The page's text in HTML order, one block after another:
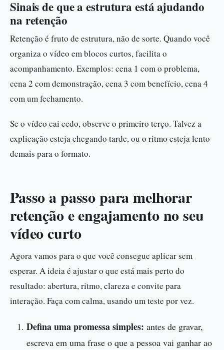
Sinais de que a estrutura está ajudando
na retenção
Retenção é fruto de estrutura, não de sorte. Quando você
organiza o vídeo em blocos curtos, facilita o
acompanhamento. Exemplos: cena 1 com o problema,
cena 2 com demonstração, cena 3 com benefício, cena 4
com um fechamento.
Se o vídeo cai cedo, observe o primeiro terço. Talvez a
explicação esteja chegando tarde, ou o ritmo esteja lento
demais para o formato.
Passo a passo para melhorar
retenção e engajamento no seu
vídeo curto
Agora vamos para o que você consegue aplicar sem
esperar. A ideia é ajustar o que está mais perto do
resultado: abertura, ritmo, clareza e convite para
interação. Faça com calma, usando um teste por vez.
Defina uma promessa simples: antes de gravar,
escreva em uma frase o que a pessoa vai ganhar ao